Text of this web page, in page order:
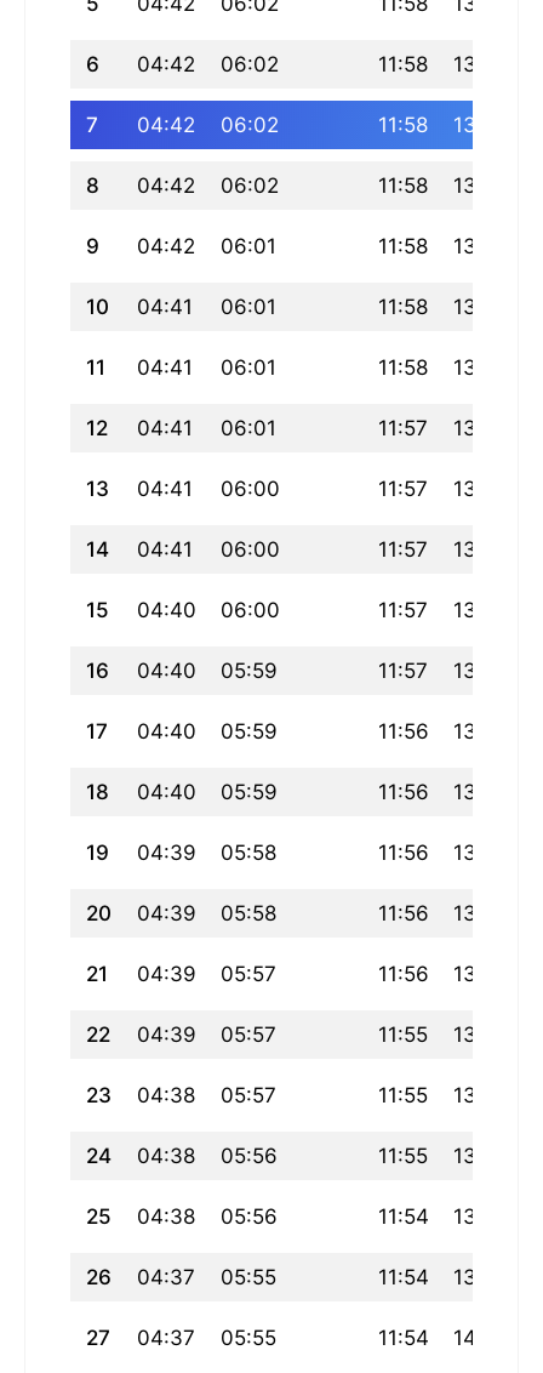
6 04:42 06:02 11:58 13:17
7 04:42 06:02 11:58 13:20
8 04:42 06:02 11:58 13:22
9 04:42 06:01 11:58 13:25
10 04:41 06:01 11:58 13:27
11 04:41 06:01 11:58 13:30
12 04:41 06:01 11:57 13:32
13 04:41 06:00 11:57 13:34
14 04:41 06:00 11:57 13:36
15 04:40 06:00 11:57 13:38
16 04:40 05:59 11:57 13:40
17 04:40 05:59 11:56 13:42
18 04:40 05:59 11:56 13:44
19 04:39 05:58 11:56 13:46
20 04:39 05:58 11:56 13:48
21 04:39 05:57 11:56 13:50
22 04:39 05:57 11:55 13:52
23 04:38 05:57 11:55 13:53
24 04:38 05:56 11:55 13:55
25 04:38 05:56 11:54 13:57
26 04:37 05:55 11:54 13:58
27 04:37 05:55 11:54 14:00